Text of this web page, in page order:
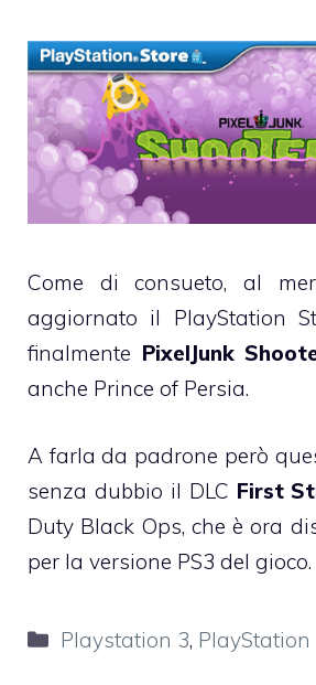
Come di consueto, al
aggiornato il PlayStation
finalmente PixelJunk
anche Prince of Persia.
A farla da padrone però
senza dubbio il DLC First
Duty Black Ops, che è ora
per la versione PS3 del gioco.
Categorie
Playstation 3,